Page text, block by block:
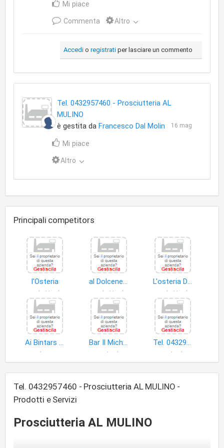
Mi piace
Commenta Altro
Accedi o registrati per lasciare un commento
Tel. 0432957460 - Prosciutteria AL
MULINO
è gestita da Francesco Dal Molin 16 mag
Mi piace
Altro
Principali competitors
l'Osteria
al Dolcenero
L'osteria Di Tancredi
Ai Bintars S.n.c. di Bortoluzzi Primo & C
bar
Bar Il Michelaccio di Mareschi Michele
enoteche
Tel. 0432957142 - Al Bersagliere
enoteche
Tel. 0432957460 - Prosciutteria AL MULINO -
Prodotti e Servizi
Prosciutteria AL MULINO